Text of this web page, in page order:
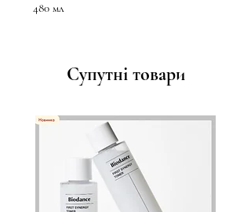
480 мл
Супутні товари